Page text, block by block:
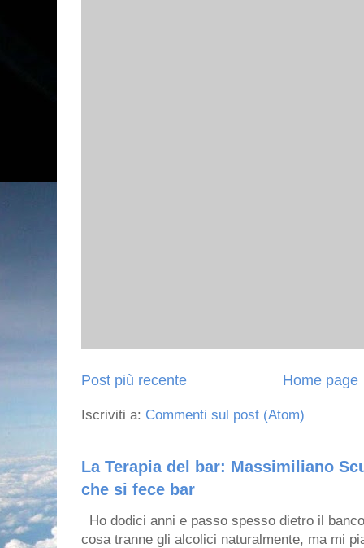
Post più recente Home page
Iscriviti a: Commenti sul post (Atom)
La Terapia del bar: Massimiliano
che si fece bar
Ho dodici anni e passo spesso dietro il
cosa tranne gli alcolici naturalmente, ma mi